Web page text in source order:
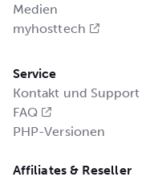
Medien
myhosttech
Service
Kontakt und Support
FAQ
PHP-Versionen
Affiliates & Reseller